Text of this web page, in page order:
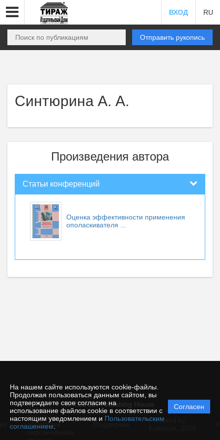
На нашем сайте используются cookie-файлы.
Продолжая пользоваться данным сайтом, вы
подтверждаете свое согласие на
использование файлов cookie в соответствии с
настоящим уведомлением и Пользовательским
соглашением
Согласен
ВХОД RU
Отправить рукопись
Синтюрина А. А.
Произведения автора
Статьи конференций
Оценка эффективности применения
ополаскивателя ...
© TIRAZH Publishing House
Политика
защиты и
обработки
Powered by